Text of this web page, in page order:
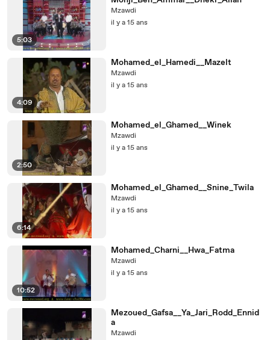
5:03
Mzawdi
il y a 15 ans
4:09
Mohamed_el_Hamedi__Mazelt
Mzawdi
il y a 15 ans
2:50
Mohamed_el_Ghamed__Winek
Mzawdi
il y a 15 ans
6:14
Mohamed_el_Ghamed__Snine_Twila
Mzawdi
il y a 15 ans
10:52
Mohamed_Charni__Hwa_Fatma
Mzawdi
il y a 15 ans
Mezoued_Gafsa__Ya_Jari_Rodd_Ennid
a
Mzawdi